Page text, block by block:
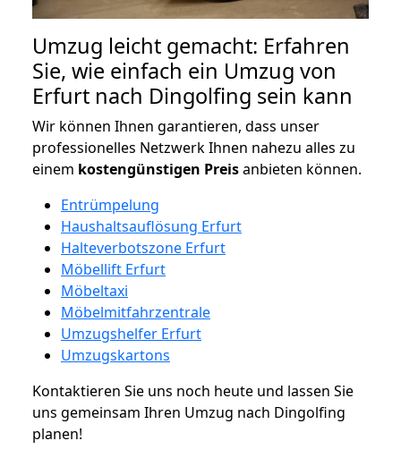
Umzug leicht gemacht: Erfahren
Sie, wie einfach ein Umzug von
Erfurt nach Dingolfing sein kann
Wir können Ihnen garantieren, dass unser
professionelles Netzwerk Ihnen nahezu alles zu
einem kostengünstigen Preisanbieten können.
Entrümpelung
Haushaltsauflösung Erfurt
Halteverbotszone Erfurt
Möbellift Erfurt
Möbeltaxi
Möbelmitfahrzentrale
Umzugshelfer Erfurt
Umzugskartons
Kontaktieren Sie uns noch heute und lassen Sie
uns gemeinsam Ihren Umzug nach Dingolfing
planen!